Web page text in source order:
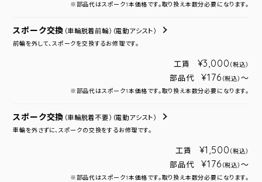
※部品代はスポーク1本価格です。取り換え本数分必要になります。
スポーク交換 （車輪脱着前輪） （電動アシスト）
前輪を外して、スポークを交換するお修理です。
工賃 ¥3,000 （税込）
部品代 ¥176 （税込） ～
※部品代はスポーク1本価格です。取り換え本数分必要になります。
スポーク交換 （車輪脱着不要） （電動アシスト）
車輪を外さずに、スポークの交換をするお修理です。
工賃 ¥1,500 （税込）
部品代 ¥176 （税込） ～
※部品代はスポーク1本価格です。取り換え本数分必要になります。